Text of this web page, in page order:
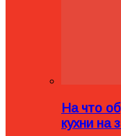
На что
кухни на